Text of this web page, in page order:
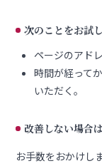
次のことをお試
ページのアド
時間が経って
いただく。
改善しない場合
お手数をおかけし